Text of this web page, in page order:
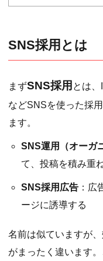
SNS採用とは
まずSNS採用 とは
などSNSを使った採
ます。
SNS運用（オーガ
て、投稿を積み重
SNS採用広告 ：広
ージに誘導する
名前は似ていますが
がまったく違います